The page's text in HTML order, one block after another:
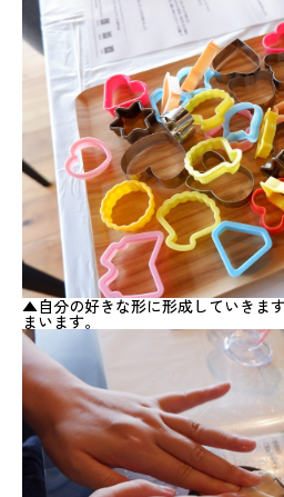
▲自分の好きな形に形成していきま
まいます。